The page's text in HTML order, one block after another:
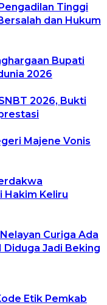
Tinggi
dan Hukum
Bupati
2026
2026, Bukti
Majene Vonis
Hakim Keliru
Curiga Ada
Diduga Jadi Beking
Etik Pemkab